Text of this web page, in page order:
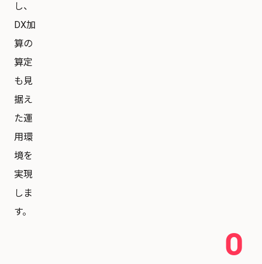
し、
DX加
算の
算定
も見
据え
た運
用環
境を
実現
しま
す。
0